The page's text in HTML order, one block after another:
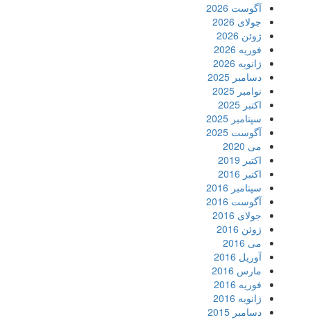
آگوست 2026
جولای 2026
ژوئن 2026
فوریه 2026
ژانویه 2026
دسامبر 2025
نوامبر 2025
اکتبر 2025
سپتامبر 2025
آگوست 2025
می 2020
اکتبر 2019
اکتبر 2016
سپتامبر 2016
آگوست 2016
جولای 2016
ژوئن 2016
می 2016
آوریل 2016
مارس 2016
فوریه 2016
ژانویه 2016
دسامبر 2015